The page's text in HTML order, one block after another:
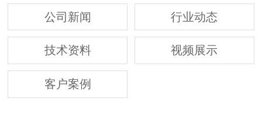
公司新闻 行业动态
技术资料 视频展示
客户案例